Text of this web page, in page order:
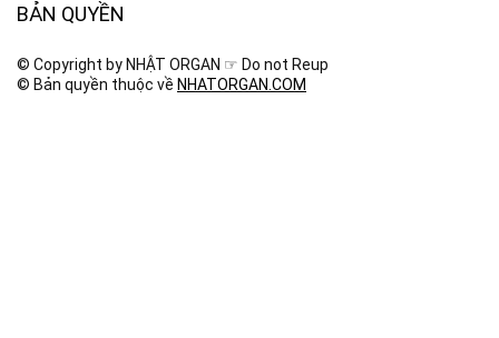
BẢN QUYỀN
© Copyright by NHẬT ORGAN ☞ Do not Reup
© Bản quyền thuộc về NHATORGAN.COM